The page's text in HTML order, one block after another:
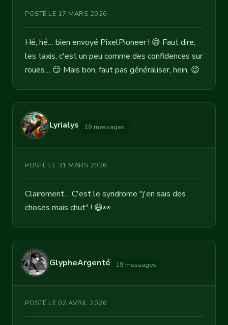
POSTÉ LE 17 MARS 2026
Hé, hé… bien envoyé PixelPioneer ! 😅 Faut dire,
les taxis, c'est un peu comme des confidences sur
roues… 😏 Mais bon, faut pas généraliser, hein. 😉
Lyrialys 19 messages
POSTÉ LE 31 MARS 2026
Clairement… C'est le syndrome "j'en sais des
choses mais chut" ! 😅👀
GlypheArgenté 19 messages
POSTÉ LE 02 AVRIL 2026